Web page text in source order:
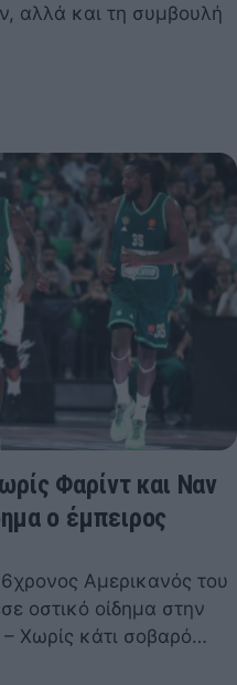
αλλά και τη συμβουλή
Φαρίντ και Ναν
ο έμπειρος
Αμερικανός του
οστικό οίδημα στην
– Χωρίς κάτι σοβαρό…